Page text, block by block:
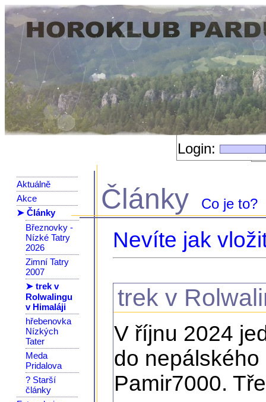
Login:
Aktuálně
Akce
➤ Články
Březnovky -
Nízké Tatry
2026
Zimní Tatry
2007
➤ trek v
Rolwalingu
v Himaláji
hřebenovka
Nízkých
Tater
Meda
Pridalova
? Starší
články
Články Co je to?
Nevíte jak
trek v
V říjnu 2024
do
Pamir7000.